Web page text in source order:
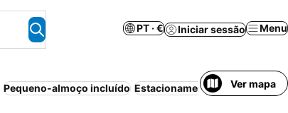
PT · € Iniciar sessão Menu
Pequeno-almoço incluído Estacionamento Piscina Ar
Ver mapa